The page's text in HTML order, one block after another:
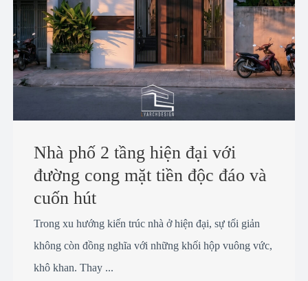
Nhà phố 2 tầng hiện đại với
đường cong mặt tiền độc đáo và
cuốn hút
Trong xu hướng kiến trúc nhà ở hiện đại, sự tối giản
không còn đồng nghĩa với những khối hộp vuông vức,
khô khan. Thay ...